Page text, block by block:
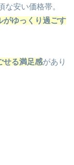
な安い価格帯。
がゆっくり過ごす
せる満足感があり